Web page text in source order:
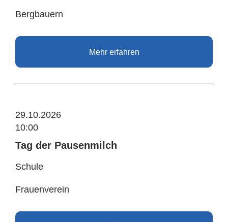
Bergbauern
Mehr erfahren
29.10.2026
10:00
Tag der Pausenmilch
Schule
Frauenverein